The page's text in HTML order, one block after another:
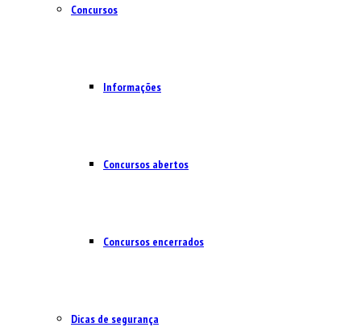
Concursos
Informações
Concursos abertos
Concursos encerrados
Dicas de segurança